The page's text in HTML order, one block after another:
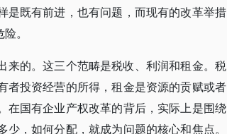
是既有前进，也有问题，而现有的改革举措
。
来的。这三个范畴是税收、利润和租金。税
者投资经营的所得，租金是资源的贡赋或者
在国有企业产权改革的背后，实际上是围绕
，如何分配，就成为问题的核心和焦点。